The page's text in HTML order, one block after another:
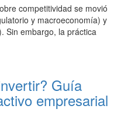
competitividad se movió
y macroeconomía) y
Sin embargo, la práctica
Guía
empresarial